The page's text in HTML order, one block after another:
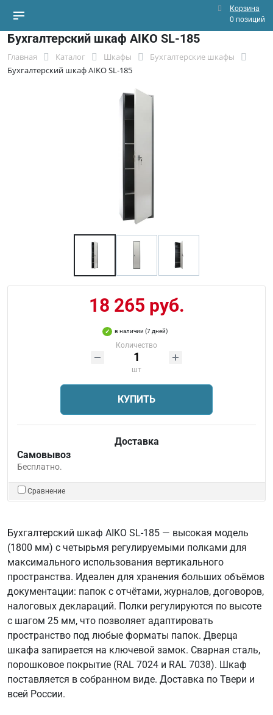
Корзина
0 позиций
Бухгалтерский шкаф AIKO SL-185
Главная Каталог Шкафы
Бухгалтерские шкафы
Бухгалтерский шкаф AIKO SL-185
18 265 руб.
в наличии (7 дней)
Количество
шт
КУПИТЬ
Доставка
Самовывоз
Бесплатно.
Сравнение
Бухгалтерский шкаф AIKO SL-185 — высокая модель
(1800 мм) с четырьмя регулируемыми полками для
максимального использования вертикального
пространства. Идеален для хранения больших объёмов
документации: папок с отчётами, журналов, договоров,
налоговых деклараций. Полки регулируются по высоте
с шагом 25 мм, что позволяет адаптировать
пространство под любые форматы папок. Дверца
шкафа запирается на ключевой замок. Сварная сталь,
порошковое покрытие (RAL 7024 и RAL 7038). Шкаф
поставляется в собранном виде. Доставка по Твери и
всей России.